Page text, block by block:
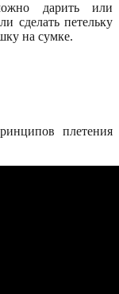
дарить или
сделать петельку
на сумке.
плетения